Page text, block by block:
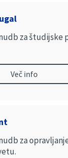
za študijske
Več info
za